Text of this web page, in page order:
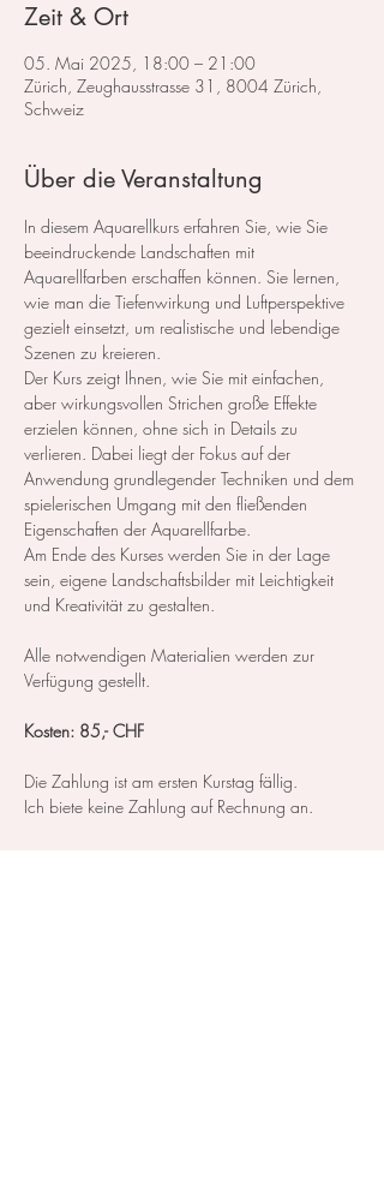
Zeit & Ort
05. Mai 2025, 18:00 – 21:00
Zürich, Zeughausstrasse 31, 8004 Zürich,
Schweiz
Über die Veranstaltung
In diesem Aquarellkurs erfahren Sie, wie Sie
beeindruckende Landschaften mit
Aquarellfarben erschaffen können. Sie lernen,
wie man die Tiefenwirkung und Luftperspektive
gezielt einsetzt, um realistische und lebendige
Szenen zu kreieren.
Der Kurs zeigt Ihnen, wie Sie mit einfachen,
aber wirkungsvollen Strichen große Effekte
erzielen können, ohne sich in Details zu
verlieren. Dabei liegt der Fokus auf der
Anwendung grundlegender Techniken und dem
spielerischen Umgang mit den fließenden
Eigenschaften der Aquarellfarbe.
Am Ende des Kurses werden Sie in der Lage
sein, eigene Landschaftsbilder mit Leichtigkeit
und Kreativität zu gestalten.
Alle notwendigen Materialien werden zur
Verfügung gestellt.
Kosten: 85,- CHF
​Die Zahlung ist am ersten Kurstag fällig.
Ich biete keine Zahlung auf Rechnung an.